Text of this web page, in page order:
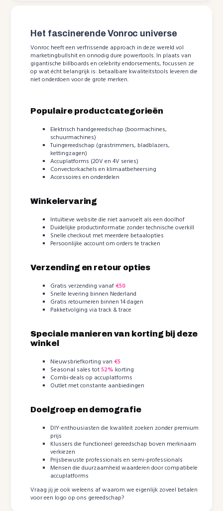
Het fascinerende Vonroc universe
Vonroc heeft een verfrissende approach in deze wereld vol
marketingbullshit en onnodig dure powertools. In plaats van
gigantische billboards en celebrity endorsements, focussen ze
op wat écht belangrijk is: betaalbare kwaliteitstools leveren die
niet onderdoen voor de grote merken.
Populaire productcategorieën
Elektrisch handgereedschap (boormachines,
schuurmachines)
Tuingereedschap (grastrimmers, bladblazers,
kettingzagen)
Accuplatforms (20V en 4V series)
Convectorkachels en klimaatbeheersing
Accessoires en onderdelen
Winkelervaring
Intuïtieve website die niet aanvoelt als een doolhof
Duidelijke productinformatie zonder technische overkill
Snelle checkout met meerdere betaalopties
Persoonlijke account om orders te tracken
Verzending en retour opties
Gratis verzending vanaf€50
Snelle levering binnen Nederland
Gratis retourneren binnen 14 dagen
Pakketvolging via track & trace
Speciale manieren van korting bij deze
winkel
Nieuwsbriefkorting van€5
Seasonal sales tot52% korting
Combi-deals op accuplatforms
Outlet met constante aanbiedingen
Doelgroep en demografie
DIY-enthousiasten die kwaliteit zoeken zonder premium
prijs
Klussers die functioneel gereedschap boven merknaam
verkiezen
Prijsbewuste professionals en semi-professionals
Mensen die duurzaamheid waarderen door compatibele
accuplatforms
Vraag jij je ook weleens af waarom we eigenlijk zoveel betalen
voor een logo op ons gereedschap?